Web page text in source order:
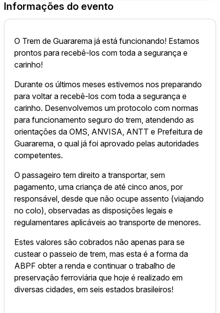
Informações do evento
O Trem de Guararema já está funcionando! Estamos
prontos para recebê-los com toda a segurança e
carinho!
Durante os últimos meses estivemos nos preparando
para voltar a recebê-los com toda a segurança e
carinho. Desenvolvemos um protocolo com normas
para funcionamento seguro do trem, atendendo as
orientações da OMS, ANVISA, ANTT e Prefeitura de
Guararema, o qual já foi aprovado pelas autoridades
competentes.
O passageiro tem direito a transportar, sem
pagamento, uma criança de até cinco anos, por
responsável, desde que não ocupe assento (viajando
no colo), observadas as disposições legais e
regulamentares aplicáveis ao transporte de menores.
Estes valores são cobrados não apenas para se
custear o passeio de trem, mas esta é a forma da
ABPF obter a renda e continuar o trabalho de
preservação ferroviária que hoje é realizado em
diversas cidades, em seis estados brasileiros!